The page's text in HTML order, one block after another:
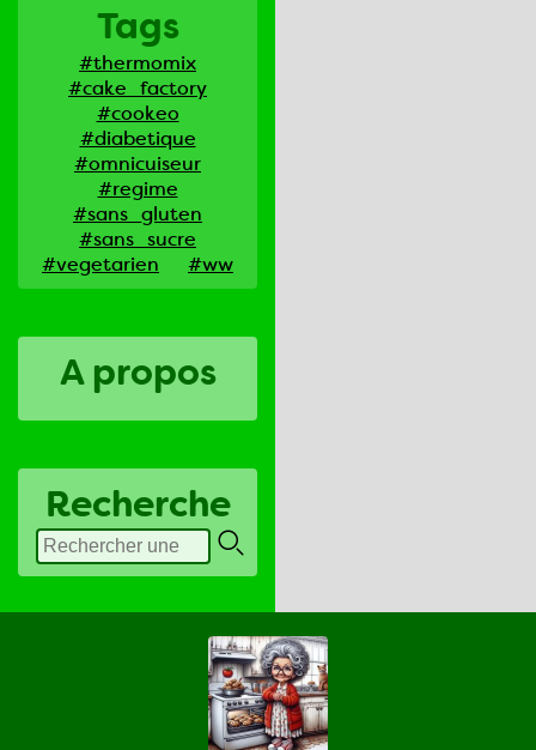
Tags
#thermomix
#cake_factory
#cookeo
#diabetique
#omnicuiseur
#regime
#sans_gluten
#sans_sucre
#vegetarien
#ww
A propos
Recherche